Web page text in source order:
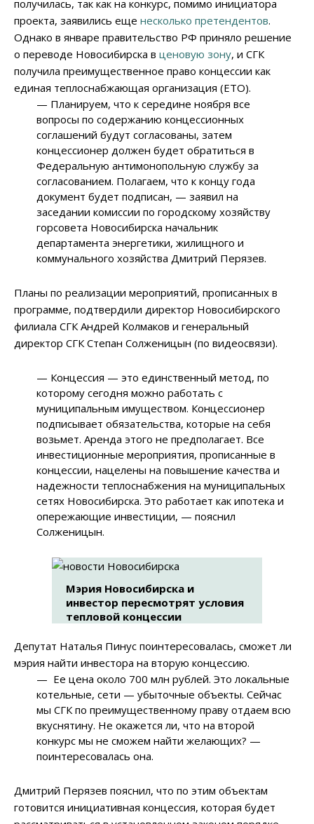
получилась, так как на конкурс, помимо инициатора
проекта, заявились еще несколько претендентов.
Однако в январе правительство РФ приняло решение
о переводе Новосибирска в ценовую зону, и СГК
получила преимущественное право концессии как
единая теплоснабжающая организация (ЕТО).
— Планируем, что к середине ноября все
вопросы по содержанию концессионных
соглашений будут согласованы, затем
концессионер должен будет обратиться в
Федеральную антимонопольную службу за
согласованием. Полагаем, что к концу года
документ будет подписан, — заявил на
заседании комиссии по городскому хозяйству
горсовета Новосибирска начальник
департамента энергетики, жилищного и
коммунального хозяйства Дмитрий Перязев.
Планы по реализации мероприятий, прописанных в
программе, подтвердили директор Новосибирского
филиала СГК Андрей Колмаков и генеральный
директор СГК Степан Солженицын (по видеосвязи).
— Концессия — это единственный метод, по
которому сегодня можно работать с
муниципальным имуществом. Концессионер
подписывает обязательства, которые на себя
возьмет. Аренда этого не предполагает. Все
инвестиционные мероприятия, прописанные в
концессии, нацелены на повышение качества и
надежности теплоснабжения на муниципальных
сетях Новосибирска. Это работает как ипотека и
опережающие инвестиции, — пояснил
Солженицын.
Мэрия Новосибирска и
инвестор пересмотрят условия
тепловой концессии
Депутат Наталья Пинус поинтересовалась, сможет ли
мэрия найти инвестора на вторую концессию.
— Ее цена около 700 млн рублей. Это локальные
котельные, сети — убыточные объекты. Сейчас
мы СГК по преимущественному праву отдаем всю
вкуснятину. Не окажется ли, что на второй
конкурс мы не сможем найти желающих? —
поинтересовалась она.
Дмитрий Перязев пояснил, что по этим объектам
готовится инициативная концессия, которая будет